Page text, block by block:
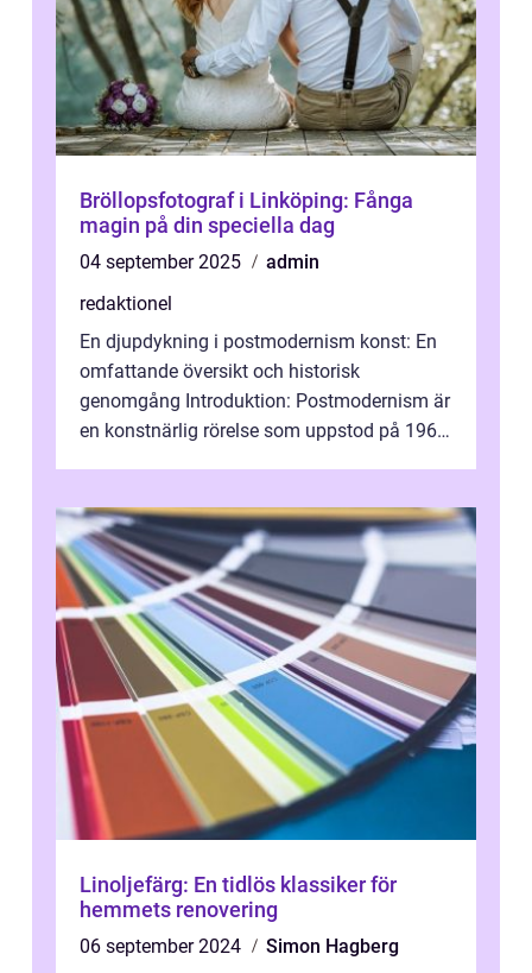
Bröllopsfotograf i Linköping: Fånga
magin på din speciella dag
04 september 2025
admin
redaktionel
En djupdykning i postmodernism konst: En
omfattande översikt och historisk
genomgång Introduktion: Postmodernism är
en konstnärlig rörelse som uppstod på 1960-
Linoljefärg: En tidlös klassiker för
hemmets renovering
06 september 2024
Simon Hagberg